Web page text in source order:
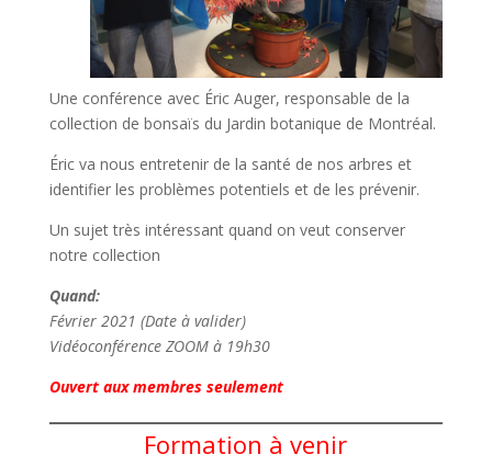
Une conférence avec Éric Auger, responsable de la
collection de bonsaïs du Jardin botanique de Montréal.
Éric va nous entretenir de la santé de nos arbres et
identifier les problèmes potentiels et de les prévenir.
Un sujet très intéressant quand on veut conserver
notre collection
Quand:
Février 2021 (Date à valider)
Vidéoconférence ZOOM à 19h30
Ouvert aux membres seulement
Formation à venir